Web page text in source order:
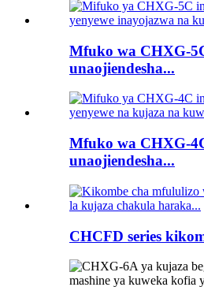
Mfuko wa CHXG-
unaojiendesha...
Mfuko wa CHXG-
unaojiendesha...
CHCFD series